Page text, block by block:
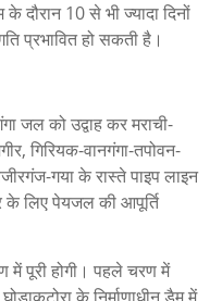
दौरान 10 से भी ज्यादा दिनों
प्रभावित हो सकती है।
जल को उद्वाह कर मराची-
गिरियक-वानगंगा-तपोवन-
गया के रास्ते पाइप लाइन
के लिए पेयजल की आपूर्ति
में पूरी होगी। पहले चरण में